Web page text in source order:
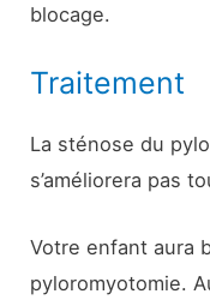
blocage.
Traitement
La sténose du
s’améliorera pas
Votre enfant aura
pyloromyotomie.